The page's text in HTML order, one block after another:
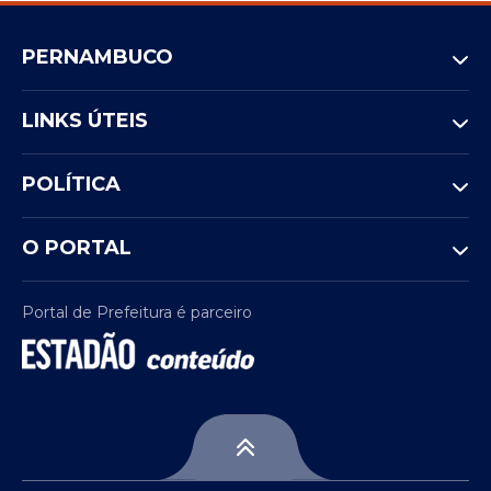
PERNAMBUCO
LINKS ÚTEIS
POLÍTICA
O PORTAL
Portal de Prefeitura é parceiro